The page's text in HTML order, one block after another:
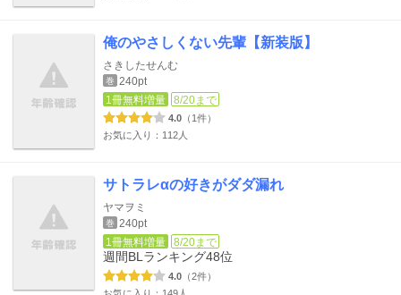
俺のやさしくない先輩【新装版】
さきしたせんむ
巻 240pt
1冊無料増量
8/20まで
4.0 （1件）
お気に入り：112人
サトラレαの好きがダダ漏れ
ヤマヲミ
巻
240pt
1冊無料増量
8/20まで
週間BLランキング48位
4.0 （2件）
お気に入り：149人